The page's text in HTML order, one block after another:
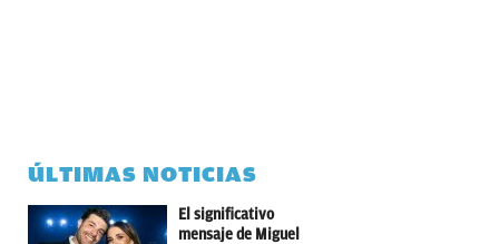
ÚLTIMAS NOTICIAS
El significativo
mensaje de Miguel